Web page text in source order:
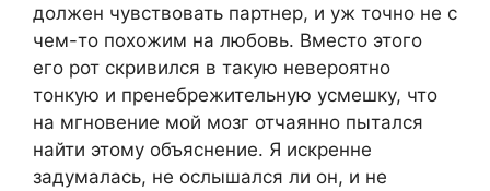
должен чувствовать партнер, и уж точно не с
чем-то похожим на любовь. Вместо этого
его рот скривился в такую невероятно
тонкую и пренебрежительную усмешку, что
на мгновение мой мозг отчаянно пытался
найти этому объяснение. Я искренне
задумалась, не ослышался ли он, и не